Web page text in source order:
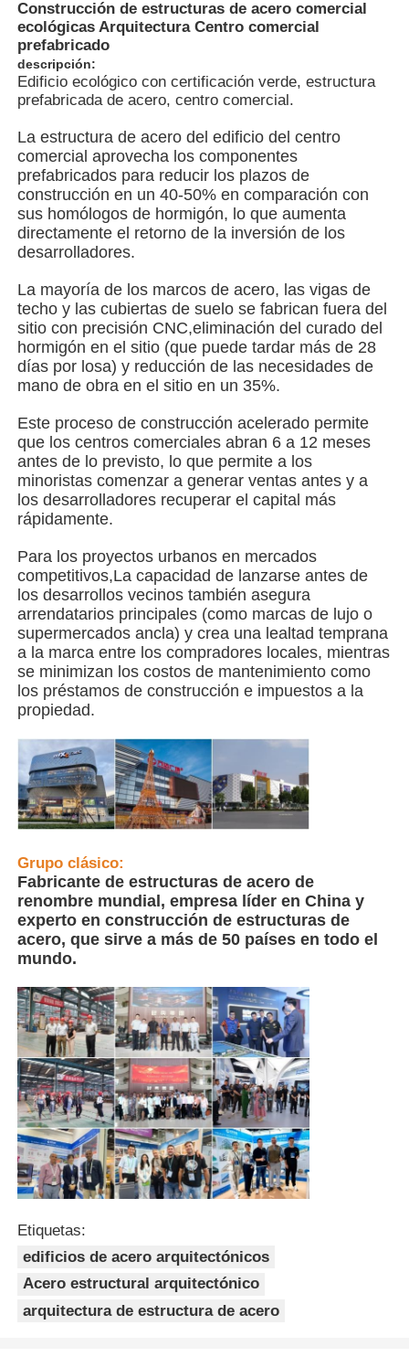
Sobre nosotros
Visita a la fábrica
Control de Calidad
Contacto
noticias
Todos los casos
Edificio de estructura de acero
Taller de estructura de acero
almacén de estructuras de acero
El depósito de estructuras de acero
Estructura de acero pesada
Puente de estructura de acero
Oficina de estructura de acero
Casa de aves de corral de estructura de acero
Estructura de acero de varios pisos
Edificio Público de Acero
Estructura de acero comercial
Estructura de acero prefabricada
Construcción de estructuras de acero comercial
ecológicas Arquitectura Centro comercial
prefabricado
descripción:
Edificio ecológico con certificación verde, estructura
prefabricada de acero, centro comercial.
La estructura de acero del edificio del centro
comercial aprovecha los componentes
prefabricados para reducir los plazos de
construcción en un 40-50% en comparación con
sus homólogos de hormigón, lo que aumenta
directamente el retorno de la inversión de los
desarrolladores.
La mayoría de los marcos de acero, las vigas de
techo y las cubiertas de suelo se fabrican fuera del
sitio con precisión CNC,eliminación del curado del
hormigón en el sitio (que puede tardar más de 28
días por losa) y reducción de las necesidades de
mano de obra en el sitio en un 35%.
Este proceso de construcción acelerado permite
que los centros comerciales abran 6 a 12 meses
antes de lo previsto, lo que permite a los
minoristas comenzar a generar ventas antes y a
los desarrolladores recuperar el capital más
rápidamente.
Para los proyectos urbanos en mercados
competitivos,La capacidad de lanzarse antes de
los desarrollos vecinos también asegura
arrendatarios principales (como marcas de lujo o
supermercados ancla) y crea una lealtad temprana
a la marca entre los compradores locales, mientras
se minimizan los costos de mantenimiento como
los préstamos de construcción e impuestos a la
propiedad.
Grupo clásico:
Fabricante de estructuras de acero de
renombre mundial, empresa líder en China y
experto en construcción de estructuras de
acero, que sirve a más de 50 países en todo el
mundo.
Etiquetas:
edificios de acero arquitectónicos
Acero estructural arquitectónico
arquitectura de estructura de acero